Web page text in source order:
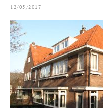
12/05/2017